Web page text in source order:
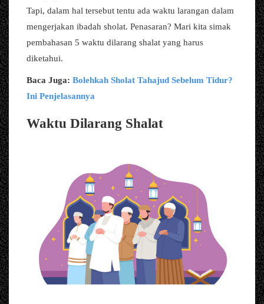
Tapi, dalam hal tersebut tentu ada waktu larangan dalam
mengerjakan ibadah sholat. Penasaran? Mari kita simak
pembahasan 5 waktu dilarang shalat yang harus
diketahui.
Baca Juga: Bolehkah Sholat Tahajud Sebelum Tidur?
Ini Penjelasannya
Waktu Dilarang Shalat